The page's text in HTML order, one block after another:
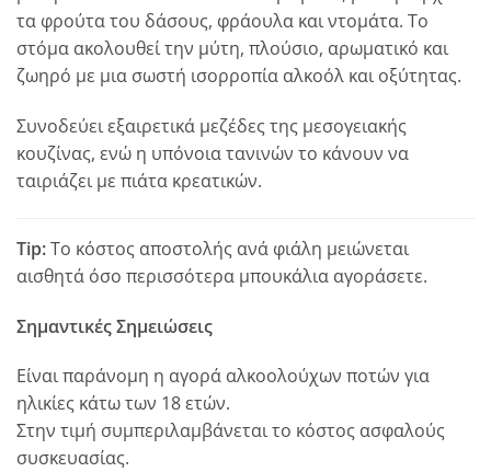
τα φρούτα του δάσους, φράουλα και ντομάτα. Το
στόμα ακολουθεί την μύτη, πλούσιο, αρωματικό και
ζωηρό με μια σωστή ισορροπία αλκοόλ και οξύτητας.
Συνοδεύει εξαιρετικά μεζέδες της μεσογειακής
κουζίνας, ενώ η υπόνοια τανινών το κάνουν να
ταιριάζει με πιάτα κρεατικών.
Tip:Το κόστος αποστολής ανά φιάλη μειώνεται
αισθητά όσο περισσότερα μπουκάλια αγοράσετε.
Σημαντικές Σημειώσεις
Είναι παράνομη η αγορά αλκοολούχων ποτών για
ηλικίες κάτω των 18 ετών.
Στην τιμή συμπεριλαμβάνεται το κόστος ασφαλούς
συσκευασίας.